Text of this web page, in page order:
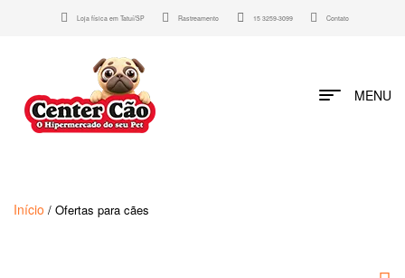
Loja física em Tatuí/SP Rastreamento 15 3259-3099 Contato
MENU
Início / Ofertas para cães